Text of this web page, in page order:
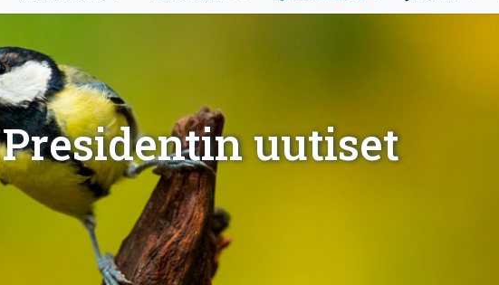
Presidentin uutiset